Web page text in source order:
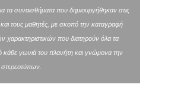
τα συναισθήματα που δημιουργήθηκαν στις
και τους μαθητές, με σκοπό την καταγραφή
χαρακτηριστικών που διατηρούν όλα τα
κάθε γωνιά του πλανήτη και γνώμονα την